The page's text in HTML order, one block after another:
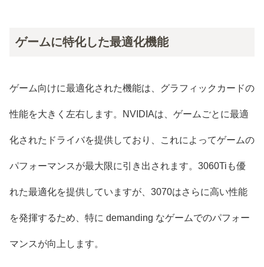
ゲームに特化した最適化機能
ゲーム向けに最適化された機能は、グラフィックカードの
性能を大きく左右します。NVIDIAは、ゲームごとに最適
化されたドライバを提供しており、これによってゲームの
パフォーマンスが最大限に引き出されます。3060Tiも優
れた最適化を提供していますが、3070はさらに高い性能
を発揮するため、特に demanding なゲームでのパフォー
マンスが向上します。